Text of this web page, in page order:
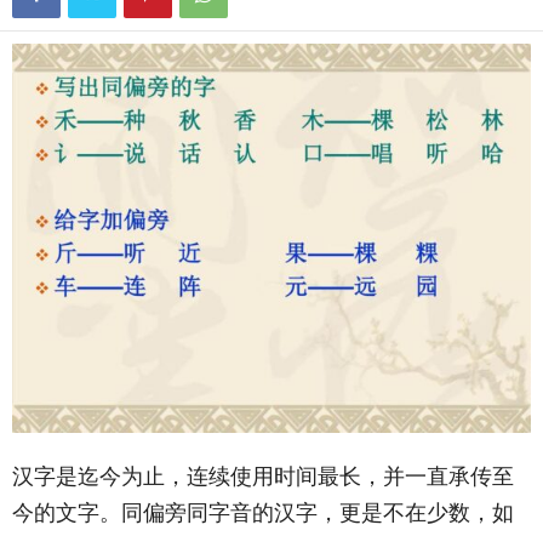
汉字是迄今为止，连续使用时间最长，并一直承传至
今的文字。同偏旁同字音的汉字，更是不在少数，如